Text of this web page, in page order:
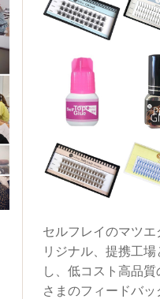
セルフレイのマツ
リジナル、提携工
し、低コスト高品
さまのフィードバ